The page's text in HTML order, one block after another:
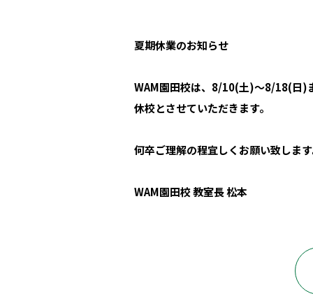
夏期休業のお知らせ
WAM園田校は、8/10(土)～8/18(日)
休校とさせていただきます。
何卒ご理解の程宜しくお願い致しま
WAM園田校 教室長 松本